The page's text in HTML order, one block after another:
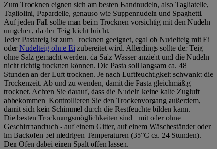
Zum Trocknen eignen sich am besten Bandnudeln, also Tagliatelle,
Tagliolini, Papardelle, genauso wie Suppennudeln und Spaghetti.
Auf jeden Fall sollte man beim Trocknen vorsichtig mit den Nudeln
umgehen, da der Teig leicht bricht.
Jeder Pastateig ist zum Trocknen geeignet, egal ob Nudelteig mit Ei
oder Nudelteig ohne Ei zubereitet wird. Allerdings sollte der Teig
ohne Salz gemacht werden, da Salz Wasser anzieht und die Nudeln
nicht richtig trocknen können. Die Pasta soll langsam ca. 48
Stunden an der Luft trocknen. Je nach Luftfeuchtigkeit schwankt die
Trockenzeit. Ab und zu wenden, damit die Pasta gleichmäßig
trocknet. Achten Sie darauf, dass die Nudeln keine kalte Zugluft
abbekommen. Kontrollieren Sie den Trockenvorgang außerdem,
damit sich kein Schimmel durch die Restfeuchte bilden kann.
Die besten Trocknungsmöglichkeiten sind - mit oder ohne
Geschirrhandtuch - auf einem Gitter, auf einem Wäscheständer oder
im Backofen bei niedrigen Temperaturen (35°C ca. 24 Stunden).
Den Ofen dabei einen Spalt offen lassen.